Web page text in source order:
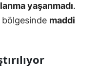
yaşanmadı.
maddi